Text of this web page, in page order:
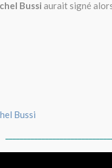
Bussi aurait signé
Bussi